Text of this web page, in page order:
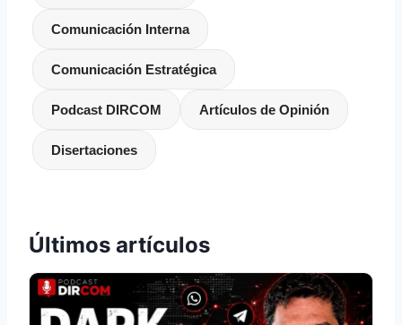
Comunicación Interna
Comunicación Estratégica
Podcast DIRCOM Artículos de Opinión
Disertaciones
Últimos artículos